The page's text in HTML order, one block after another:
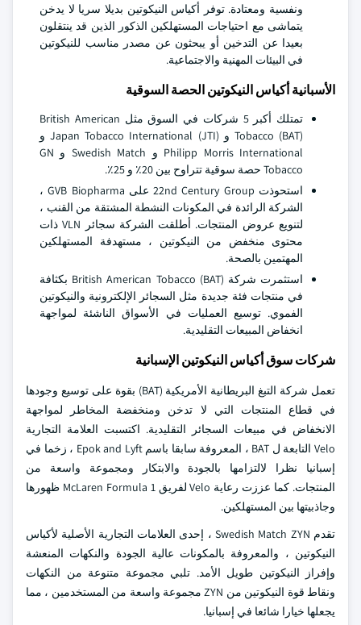
ونفسية ومعتادة. توفر أكياس النيكوتين بديلا سريا لا يدخن
يتماشى مع احتياجات المستهلكين الذكور الذين قد ينتقلون
بعيدا عن التدخين أو يبحثون عن مصدر مناسب للنيكوتين
في البيئات المهنية والاجتماعية.
الأسبانية أكياس النيكوتين الحصة السوقية
تمتلك أكبر 5 شركات في السوق مثل British American
Tobacco (BAT) و Japan Tobacco International (JTI) و
Philipp Morris International و Swedish Match و GN
Tobacco حصة سوقية تتراوح بين 20٪ و 25٪.
استحوذت 22nd Century Group على GVB Biopharma ،
الشركة الرائدة في المكونات النشطة المشتقة من القنب ،
لتنويع عروض المنتجات. أطلقت الشركة سجائر VLN ذات
محتوى منخفض من النيكوتين ، مستهدفة المستهلكين
المهتمين بالصحة.
استثمرت شركة British American Tobacco (BAT) بكثافة
في منتجات فئة جديدة مثل السجائر الإلكترونية والنيكوتين
الفموي. توسيع العمليات في الأسواق الناشئة لمواجهة
انخفاض المبيعات التقليدية.
شركات سوق أكياس النيكوتين الإسبانية
تعمل شركة التبغ البريطانية الأمريكية (BAT) بقوة على توسيع وجودها
في قطاع المنتجات التي لا تدخن ومنخفضة المخاطر لمواجهة
الانخفاض في مبيعات السجائر التقليدية. اكتسبت العلامة التجارية
Velo التابعة ل BAT ، المعروفة سابقا باسم Epok and Lyft ، زخما في
إسبانيا نظرا لالتزامها بالجودة والابتكار ومجموعة واسعة من
المنتجات. كما عززت رعاية Velo لفريق McLaren Formula 1 ظهورها
وجاذبيتها بين المستهلكين.
تقدم Swedish Match ZYN ، إحدى العلامات التجارية الأصلية لأكياس
النيكوتين ، والمعروفة بالمكونات عالية الجودة والنكهات المنعشة
وإفراز النيكوتين طويل الأمد. تلبي مجموعة متنوعة من النكهات
ونقاط قوة النيكوتين من ZYN مجموعة واسعة من المستخدمين ، مما
يجعلها خيارا شائعا في إسبانيا.